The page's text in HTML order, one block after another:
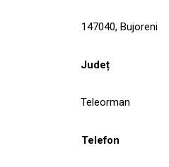
147040, Bujoreni
Județ
Teleorman
Telefon